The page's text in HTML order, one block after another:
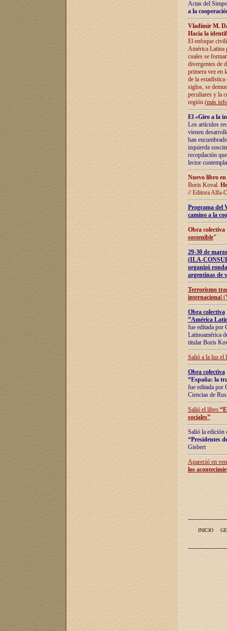
Actas del
a la
Vladímir M.
Hacia la
El enfoque
América Latina
cuales se
divergentes de
primera vez en
de la
siglos, se
peculiares y la
región (más
El «Giro a la
Los artículos
vienen
han
izquierda
recopilación
lector
Nuevo libro
Boris Koval.
// Editora Alfa-
Programa del
camino a la
Obra
sostenible"
29-30 de
(ILA-
organizó
argentinas de
Terrorismo
internacional
Obra colectiva
”América
fue editada por
Latinoamérica
titular Boris
Salió a la luz el
Obra colectiva
“España: la
fue editada por
Ciencias de
Salió el libro “
sociales”
Salió la edición
“Presidentes
Gisbert
Apareció en
los
INICIO